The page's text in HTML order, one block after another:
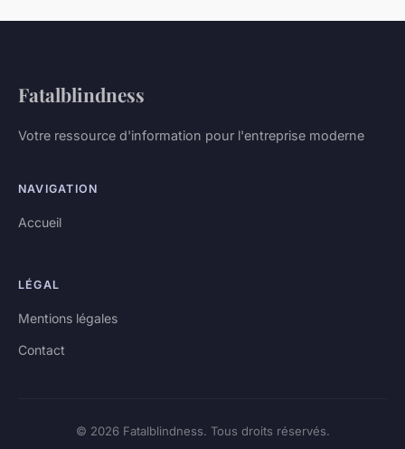
Fatalblindness
Votre ressource d'information pour l'entreprise moderne
NAVIGATION
Accueil
LÉGAL
Mentions légales
Contact
© 2026 Fatalblindness. Tous droits réservés.